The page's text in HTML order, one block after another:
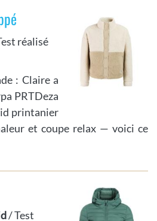
réalisé
: Claire a
PRTDeza
printanier
et coupe relax — voici ce
/ Test